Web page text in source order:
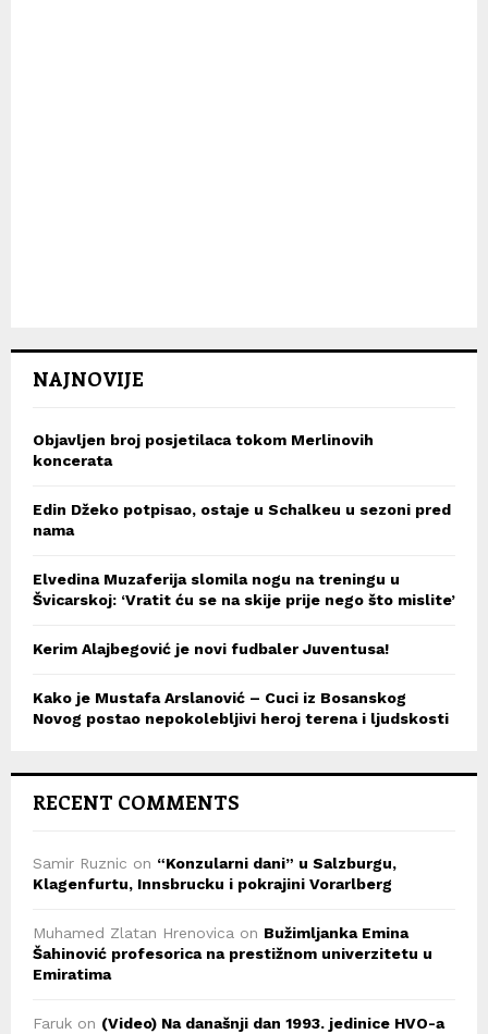
NAJNOVIJE
Objavljen broj posjetilaca tokom Merlinovih
koncerata
Edin Džeko potpisao, ostaje u Schalkeu u sezoni pred
nama
Elvedina Muzaferija slomila nogu na treningu u
Švicarskoj: ‘Vratit ću se na skije prije nego što mislite’
Kerim Alajbegović je novi fudbaler Juventusa!
Kako je Mustafa Arslanović – Cuci iz Bosanskog
Novog postao nepokolebljivi heroj terena i ljudskosti
RECENT COMMENTS
Samir Ruznic on “Konzularni dani” u Salzburgu,
Klagenfurtu, Innsbrucku i pokrajini Vorarlberg
Muhamed Zlatan Hrenovica on Bužimljanka Emina
Šahinović profesorica na prestižnom univerzitetu u
Emiratima
Faruk on (Video) Na današnji dan 1993. jedinice HVO-a